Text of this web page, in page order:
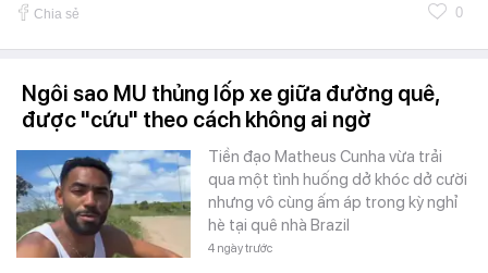
Chia sẻ 0
Ngôi sao MU thủng lốp xe giữa đường quê,
được "cứu" theo cách không ai ngờ
Tiền đạo Matheus Cunha vừa trải
qua một tình huống dở khóc dở cười
nhưng vô cùng ấm áp trong kỳ nghỉ
hè tại quê nhà Brazil
4 ngày trước